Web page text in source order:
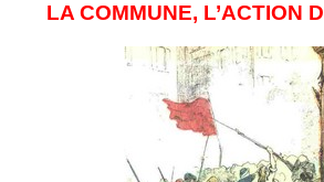
LA COMMUNE, L’ACTION